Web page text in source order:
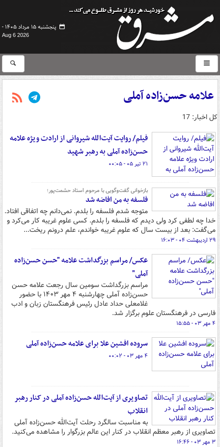
پنجشنبه ۱۵ مرداد ۱۴۰۵ -
Aug 6 2026
علامه حسن‌زاده آملی
کل اخبار: 17
فیلم/ روایت آیت‌الله شیروانی از ارادت ویژه علامه
حسن‌زاده آملی به رهبر شهید
۲۱ تیر ۰۵ - ۰۰:۰۵
بازخوانی گفت‌وگویی با مرحوم استاد حشمت‌پور؛
فلسفه به من افاضه شد
متوجه شدم فلسفه را بلدم. نمی‌دانم چه اتفاقی افتاد.
خدا چه لطفی کرد ولی دیدم که فلسفه را بلدم. کسی علوم غریبه کار می‌کرد و
می‌گفت: بعد از بیست سال که علوم غریبه خواندم، علم درونم ریخت...
۲۹ اردیبهشت ۰۴ - ۱۶:۰۳
عکس/ مراسم بزرگداشت علامه "حسن حسن‌زاده
آملی"
مراسم بزرگداشت سومین سال رجعت علامه حسن
حسن‌زاده آملی چهارشنبه ۴ مهر ۱۴۰۳ با حضور
غلامعلی حداد عادل رئیس فرهنگستان زبان و ادب
فارسی در فرهنگستان علوم برگزار شد.
۴ مهر ۰۳ - ۱۵:۵۵
سروده افشین علا برای علامه حسن‌زاده آملی
۴ مهر ۰۳ - ۰۰:۰۲
تصاویری از آیت‌الله حسن‌زاده آملی در کنار رهبر
انقلاب
به مناسبت سالگرد رحلت آیت‌الله حسن‌زاده آملی
تصاویری از رهبر معظم انقلاب در کنار این عالم بزرگوار را مشاهده می‌کنید.
۳ مهر ۰۳ - ۱۶:۴۶